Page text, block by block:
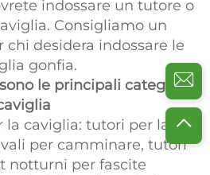
indossare un tutore o
Consigliamo un
chi desidera indossare le
gonfia.
le principali categorie
caviglia: tutori per la
per camminare, tutori
notturni per fascite